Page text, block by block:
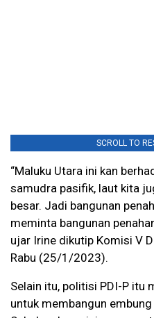
SCROLL TO
“Maluku Utara ini kan
samudra pasifik, laut kita
besar. Jadi bangunan
meminta bangunan
ujar Irine dikutip Komisi V
Rabu (25/1/2023).
Selain itu, politisi PDI-P itu
untuk membangun